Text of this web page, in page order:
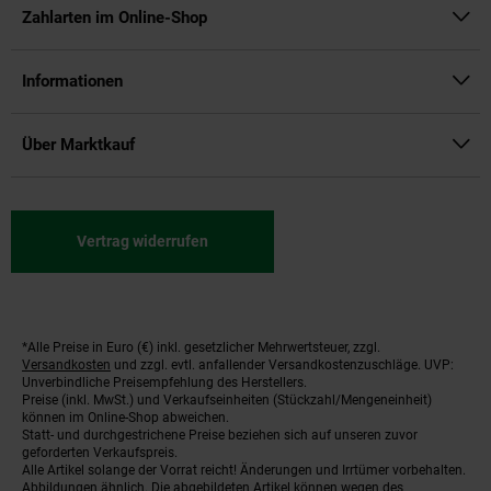
Zahlarten im Online-Shop
Informationen
Über Marktkauf
Vertrag widerrufen
Fußnoten
*Alle Preise in Euro (€) inkl. gesetzlicher Mehrwertsteuer, zzgl.
Versandkosten und zzgl. evtl. anfallender Versandkostenzuschläge. UVP:
Unverbindliche Preisempfehlung des Herstellers.
Preise (inkl. MwSt.) und Verkaufseinheiten (Stückzahl/Mengeneinheit)
können im Online-Shop abweichen.
Statt- und durchgestrichene Preise beziehen sich auf unseren zuvor
geforderten Verkaufspreis.
Alle Artikel solange der Vorrat reicht! Änderungen und Irrtümer vorbehalten.
Abbildungen ähnlich. Die abgebildeten Artikel können wegen des